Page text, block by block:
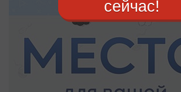
сейчас!